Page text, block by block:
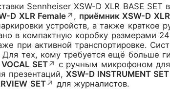
Sennheiser XSW-D XLR BASE
D XLR Female↗ , приёмник XSW-D
устройств, а также краткое
в компактную коробку размерами
при активной транспортировке.
Для тех, кому требуется ещё больше
SET↗ с ручным микрофоном для
презентаций, XSW-D INSTRUMENT SET
SET↗ для журналистов.